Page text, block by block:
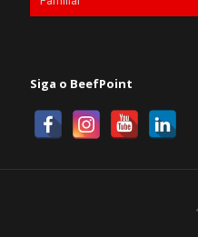
Siga o BeefPoint